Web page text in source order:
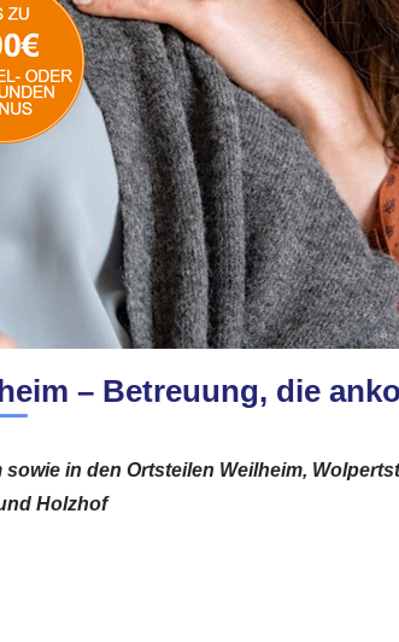
– Betreuung, die
in den Ortsteilen Weilheim,
Holzhof